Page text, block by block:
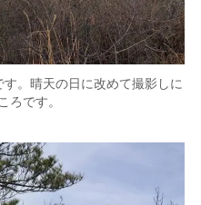
。晴天の日に改めて撮影しに
ろです。